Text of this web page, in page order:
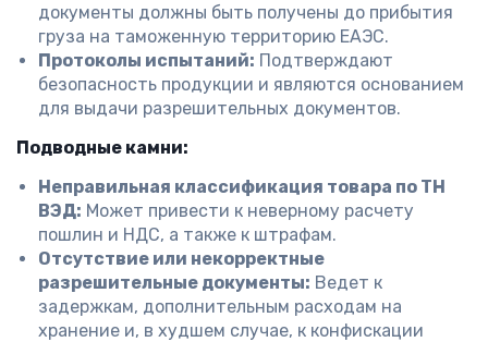
документы должны быть получены до прибытия
груза на таможенную территорию ЕАЭС.
Протоколы испытаний: Подтверждают
безопасность продукции и являются основанием
для выдачи разрешительных документов.
Подводные камни:
Неправильная классификация товара по ТН
ВЭД: Может привести к неверному расчету
пошлин и НДС, а также к штрафам.
Отсутствие или некорректные
разрешительные документы: Ведет к
задержкам, дополнительным расходам на
хранение и, в худшем случае, к конфискации